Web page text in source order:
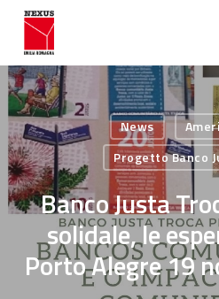
Skip
main
content
News
Progetto Banco
Banco Justa
solidale, le
Porto Alegre 19